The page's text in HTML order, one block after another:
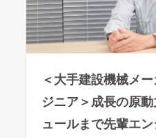
＜大手建設機械メ
ジニア＞成長の原
ュールまで先輩エ